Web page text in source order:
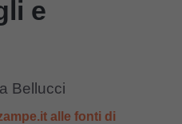
e
Bellucci
alle fonti di